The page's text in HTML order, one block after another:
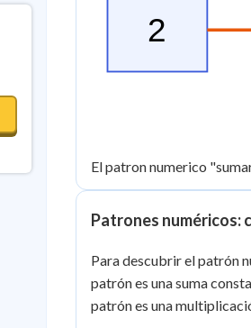
2
El patron numerico
Patrones numéricos:
Para descubrir el patrón
patrón es una suma
patrón es una